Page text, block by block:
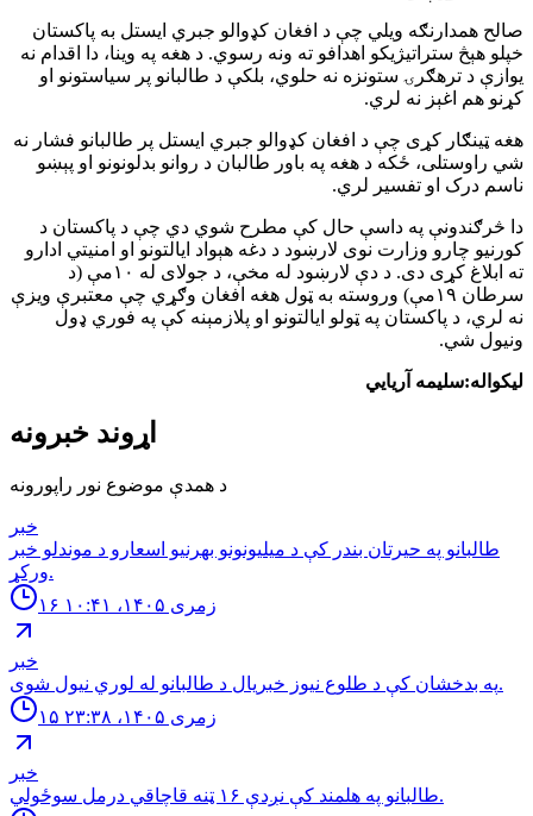
صالح همدارنګه ویلي چې د افغان کډوالو جبري ایستل به پاکستان
خپلو هېڅ ستراتیژیکو اهدافو ته ونه رسوي. د هغه په وینا، دا اقدام نه
یوازې د ترهګرۍ ستونزه نه حلوي، بلکې د طالبانو پر سیاستونو او
کړنو هم اغېز نه لري.
هغه ټینګار کړی چې د افغان کډوالو جبري ایستل پر طالبانو فشار نه
شي راوستلی، ځکه د هغه په باور طالبان د روانو بدلونونو او پېښو
ناسم درک او تفسیر لري.
دا څرګندونې په داسې حال کې مطرح شوي دي چې د پاکستان د
کورنیو چارو وزارت نوی لارښود د دغه هېواد ایالتونو او امنیتي ادارو
ته ابلاغ کړی دی. د دې لارښود له مخې، د جولای له ۱۰مې (د
سرطان ۱۹مې) وروسته به ټول هغه افغان وګړي چې معتبرې ویزې
نه لري، د پاکستان په ټولو ایالتونو او پلازمېنه کې په فوري ډول
ونیول شي.
لیکواله:سلیمه آریایي
اړوند خبرونه
د همدې موضوع نور راپورونه
خبر
طالبانو په حیرتان بندر کې د میلیونونو بهرنیو اسعارو د موندلو خبر
ورکړ.
۱۶ زمری ۱۴۰۵، ۱۰:۴۱
خبر
په بدخشان كې د طلوع نيوز خبريال د طالبانو له لوري نيول شوى.
۱۵ زمری ۱۴۰۵، ۲۳:۳۸
خبر
طالبانو په هلمند كې نږدې ۱۶ ټنه قاچاقي درمل سوځولي.